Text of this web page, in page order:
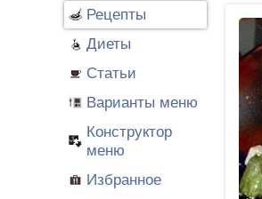
Рецепты
Диеты
Статьи
Варианты меню
Конструктор
меню
Избранное